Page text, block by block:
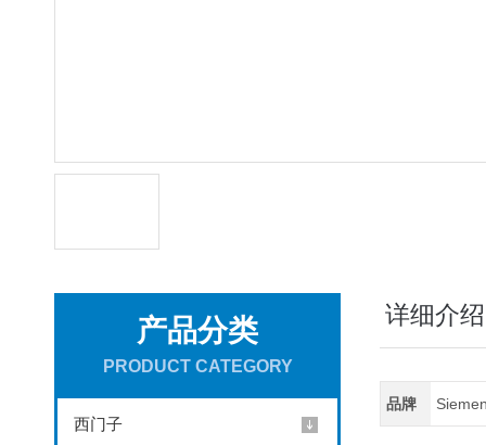
产品分类
PRODUCT CATEGORY
西门子
详细介绍
品牌